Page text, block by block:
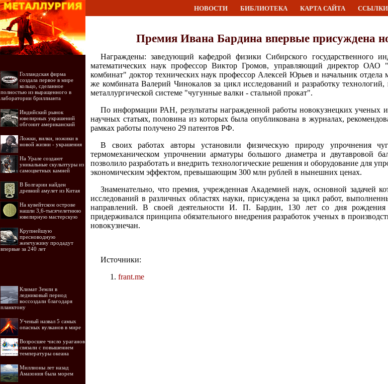
НОВОСТИ БИБЛИОТЕКА КАРТА САЙТА ССЫЛКИ
Голландская фирма
создала первое в мире
кольцо, сделанное
полностью из выращенного в
лаборатории бриллианта
Индийский рынок
ювелирных украшений
обгонит американский
Ложки, вилки, ножики в
новой жизни - украшения
На Урале создают
уникальные скульптуры из
самоцветных камней
В Болгарии найден
древний амулет из Китая
На кувейтском острове
нашли 3,6-тысячелетнюю
ювелирную мастерскую
Крупнейшую
пресноводную
жемчужину продадут
впервые за 240 лет
Климат Земли в
ледниковый период
воссоздали благодаря
планктону
Ученый назвал 5 самых
опасных вулканов в мире
Возросшее число ураганов
связали с повышением
температуры океана
Миллионы лет назад
Амазония была морем
Премия Ивана Бардина впервые присуждена
Награждены: заведующий кафедрой физики Сибирского государственного
математических наук профессор Виктор Громов, управляющий директор ОАО
комбинат" доктор технических наук профессор Алексей Юрьев и начальник отдела
же комбината Валерий Чинокалов за цикл исследований и разработку
металлургической системе "чугунные валки - стальной прокат".
По информации РАН, результаты награжденной работы новокузнецких ученых
научных статьях, половина из которых была опубликована в журналах,
рамках работы получено 29 патентов РФ.
В своих работах авторы установили физическую природу упрочнения
термомеханическом упрочнении арматуры большого диаметра и двутавровой
позволило разработать и внедрить технологические решения и оборудование
экономическим эффектом, превышающим 300 млн рублей в нынешних ценах.
Знаменательно, что премия, учрежденная Академией наук, основной задачей
исследований в различных областях науки, присуждена за цикл работ,
направлений. В своей деятельности И. П. Бардин, 130 лет со дня рождения
придерживался принципа обязательного внедрения разработок ученых в
новокузнечан.
Источники:
frant.me